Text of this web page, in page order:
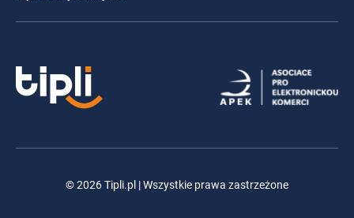
© 2026 Tipli.pl | Wszystkie prawa zastrzeżone